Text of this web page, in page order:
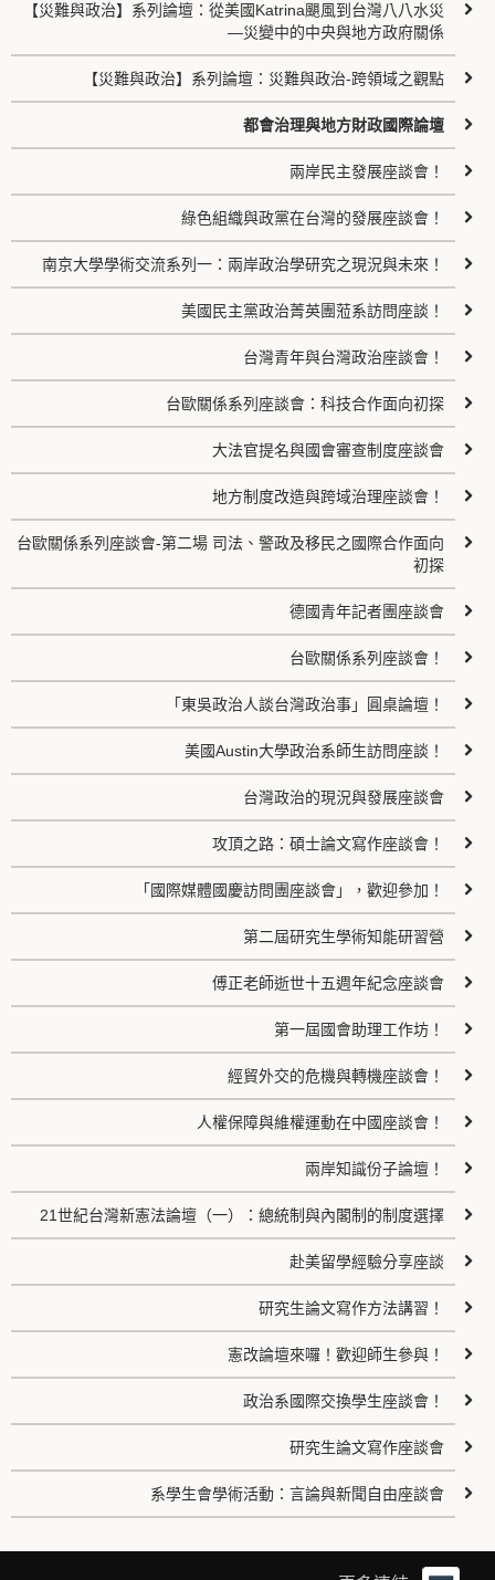
【災難與政治】系列論壇：從美國Katrina颶風到台灣八八水災
—災變中的中央與地方政府關係
【災難與政治】系列論壇：災難與政治-跨領域之觀點
都會治理與地方財政國際論壇
兩岸民主發展座談會！
綠色組織與政黨在台灣的發展座談會！
南京大學學術交流系列一：兩岸政治學研究之現況與未來！
美國民主黨政治菁英團蒞系訪問座談！
台灣青年與台灣政治座談會！
台歐關係系列座談會：科技合作面向初探
大法官提名與國會審查制度座談會
地方制度改造與跨域治理座談會！
台歐關係系列座談會-第二場 司法、警政及移民之國際合作面向
初探
德國青年記者團座談會
台歐關係系列座談會！
「東吳政治人談台灣政治事」圓桌論壇！
美國Austin大學政治系師生訪問座談！
台灣政治的現況與發展座談會
攻頂之路：碩士論文寫作座談會！
「國際媒體國慶訪問團座談會」，歡迎參加！
第二屆研究生學術知能研習營
傅正老師逝世十五週年紀念座談會
第一屆國會助理工作坊！
經貿外交的危機與轉機座談會！
人權保障與維權運動在中國座談會！
兩岸知識份子論壇！
21世紀台灣新憲法論壇（一）：總統制與內閣制的制度選擇
赴美留學經驗分享座談
研究生論文寫作方法講習！
憲改論壇來囉！歡迎師生參與！
政治系國際交換學生座談會！
研究生論文寫作座談會
系學生會學術活動：言論與新聞自由座談會